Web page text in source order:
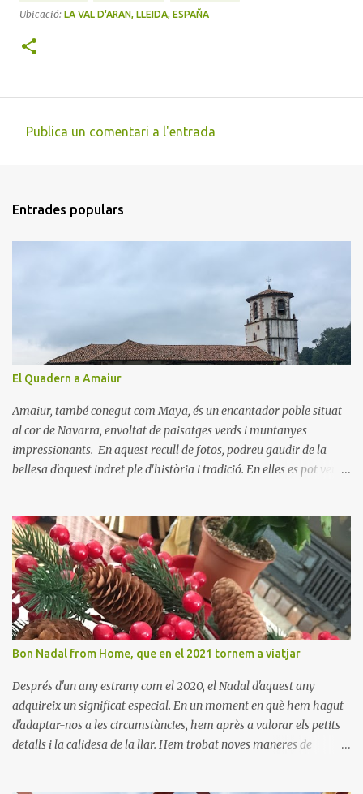
Ubicació: LA VAL D'ARAN, LLEIDA, ESPAÑA
e
n
Publica un comentari a l'entrada
Entrades populars
El Quadern a Amaiur
Amaiur, també conegut com Maya, és un encantador poble situat
al cor de Navarra, envoltat de paisatges verds i muntanyes
impressionants. En aquest recull de fotos, podreu gaudir de la
bellesa d'aquest indret ple d'història i tradició. En elles es pot veure
cultura navarresa i gaudir de la tranquil·litat d'un poble que
conserva el seu encant tradicional. Us animem a descobrir aquest
meravellós lloc i a deixar-vos captivar per la seva bellesa!
Bon Nadal from Home, que en el 2021 tornem a viatjar
Després d'un any estrany com el 2020, el Nadal d'aquest any
adquireix un significat especial. En un moment en què hem hagut
d'adaptar-nos a les circumstàncies, hem après a valorar els petits
detalls i la calidesa de la llar. Hem trobat noves maneres de